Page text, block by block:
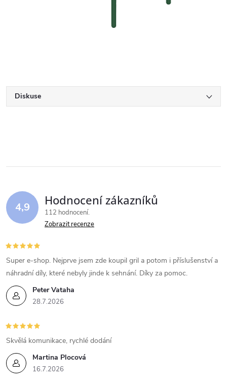
Diskuse
4,9 Hodnocení zákazníků
112 hodnocení
Zobrazit recenze
Peter Vataha
28.7.2026
Super e-shop. Nejprve jsem zde koupil gril a potom i příslušenství a
náhradní díly, které nebyly jinde k sehnání. Díky za pomoc.
Martina Plocová
16.7.2026
Skvělá komunikace, rychlé dodání